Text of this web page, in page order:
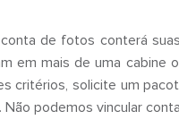
de fotos conterá
em mais de uma cabine
critérios, solicite um
Não podemos vincular